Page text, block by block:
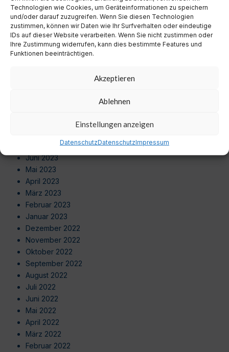
Technologien wie Cookies, um Geräteinformationen zu speichern
und/oder darauf zuzugreifen. Wenn Sie diesen Technologien
zustimmen, können wir Daten wie Ihr Surfverhalten oder eindeutige
IDs auf dieser Website verarbeiten. Wenn Sie nicht zustimmen oder
Ihre Zustimmung widerrufen, kann dies bestimmte Features und
Funktionen beeinträchtigen.
Akzeptieren
Ablehnen
Einstellungen anzeigen
DatenschutzDatenschutzImpressum
Juli 2024
Juni 2024
Mai 2024
April 2024
März 2024
September 2023
Juni 2023
Mai 2023
April 2023
März 2023
Februar 2023
Januar 2023
Dezember 2022
November 2022
Oktober 2022
September 2022
August 2022
Juli 2022
Juni 2022
Mai 2022
April 2022
März 2022
Februar 2022